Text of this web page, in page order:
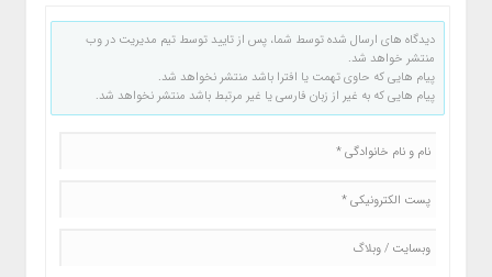
دیدگاه های ارسال شده توسط شما، پس از تایید توسط تیم مدیریت در وب
منتشر خواهد شد.
پیام هایی که حاوی تهمت یا افترا باشد منتشر نخواهد شد.
پیام هایی که به غیر از زبان فارسی یا غیر مرتبط باشد منتشر نخواهد شد.